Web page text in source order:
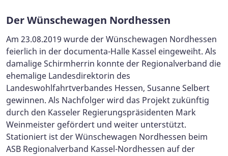
Der Wünschewagen Nordhessen
Am 23.08.2019 wurde der Wünschewagen Nordhessen
feierlich in der documenta-Halle Kassel eingeweiht. Als
damalige Schirmherrin konnte der Regionalverband die
ehemalige Landesdirektorin des
Landeswohlfahrtverbandes Hessen, Susanne Selbert
gewinnen. Als Nachfolger wird das Projekt zukünftig
durch den Kasseler Regierungspräsidenten Mark
Weinmeister gefördert und weiter unterstützt.
Stationiert ist der Wünschewagen Nordhessen beim
ASB Regionalverband Kassel-Nordhessen auf der